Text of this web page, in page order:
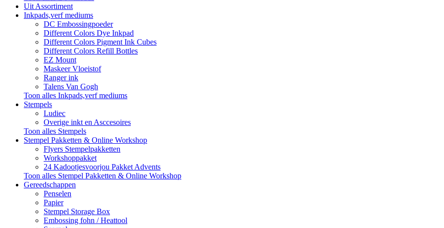
Uit Assortiment
Inkpads,verf mediums
DC Embossingpoeder
Different Colors Dye Inkpad
Different Colors Pigment Ink Cubes
Different Colors Refill Bottles
EZ Mount
Maskeer Vloeistof
Ranger ink
Talens Van Gogh
Toon alles Inkpads,verf mediums
Stempels
Ludiec
Overige inkt en Asccesoires
Toon alles Stempels
Stempel Pakketten & Online Workshop
Flyers Stempelpakketten
Workshoppakket
24 Kadootjesvoorjou Pakket Advents
Toon alles Stempel Pakketten & Online Workshop
Gereedschappen
Penselen
Papier
Stempel Storage Box
Embossing fohn / Heattool